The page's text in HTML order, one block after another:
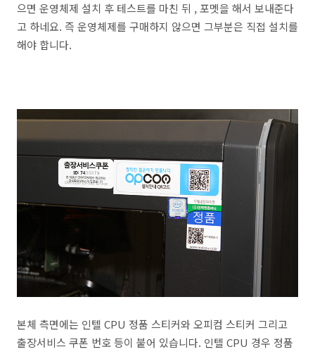
으면 운영체제 설치 후 테스트를 마친 뒤 , 포멧을 해서 보내준다
고 하네요. 즉 운영체제를 구매하지 않으면 그부분은 직접 설치를
해야 합니다.
본체 측면에는 인텔 CPU 정품 스티커와 오피컴 스티커 그리고
출장서비스 쿠폰 번호 등이 붙어 있습니다. 인텔 CPU 경우 정품